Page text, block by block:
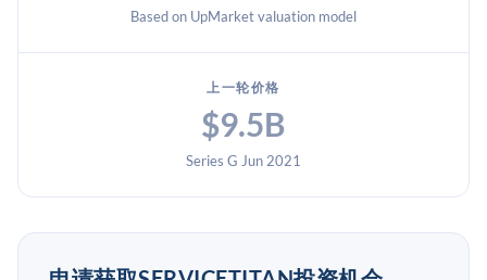
Based on UpMarket valuation model
上一轮价格
$9.5B
Series G Jun 2021